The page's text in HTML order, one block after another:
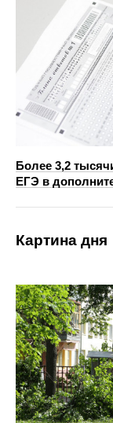
Более 3,2
ЕГЭ в
Картина дня